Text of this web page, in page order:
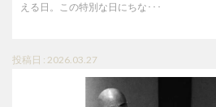
える日。この特別な日にちな･･･
投稿日 : 2026.03.27